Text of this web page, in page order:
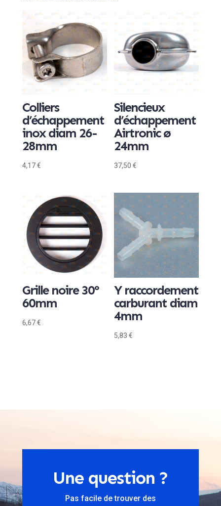
Colliers
d’échappement
inox diam 26-
28mm
4,17€
Silencieux
d’échappement
Airtronic ø
24mm
37,50€
Grille noire 30°
60mm
6,67€
Y raccordement
carburant diam
4mm
5,83€
Une question ?
Pas facile de trouver des